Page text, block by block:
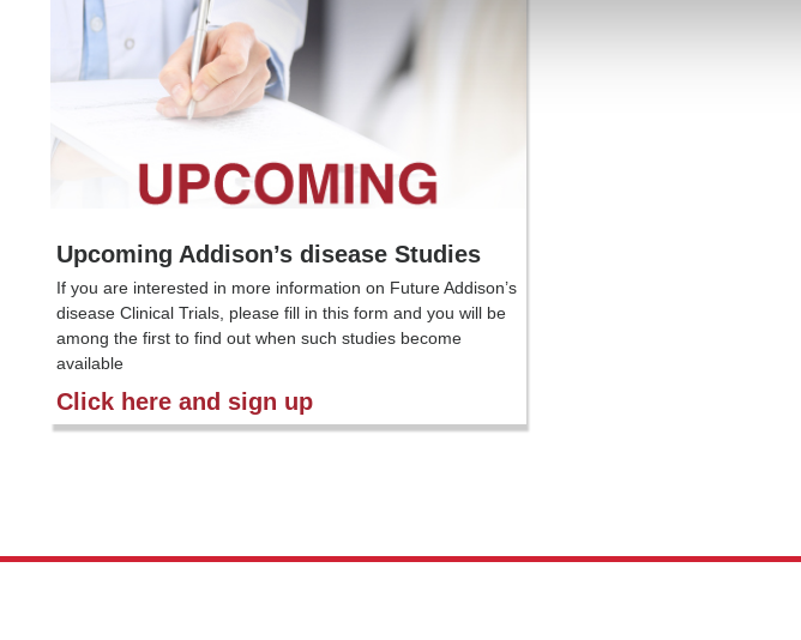
Upcoming Addison’s disease Studies
If you are interested in more information on Future Addison’s
disease Clinical Trials, please fill in this form and you will be
among the first to find out when such studies become
available
Click here and sign up